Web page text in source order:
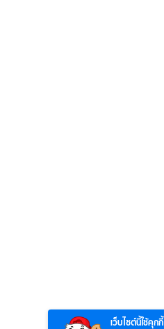
6 พบเธอ (พากย์
ไทย) เว็บไซต์นี้ใช้คุกกี้